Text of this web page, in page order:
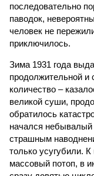
последовательно
паводок,
человек не
приключилось.
Зима 1931 года
продолжительной и
количество –
великой суши,
обратилось
начался
страшным
только усугубили.
массовый потоп, в